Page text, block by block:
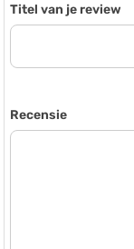
Titel van je review
Recensie